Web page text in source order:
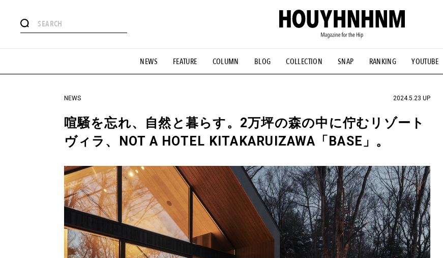
NEWS FEATURE COLUMN BLOG COLLECTION SNAP RANKING YOUTUBE
#憧れの逸品 #ESSENTIAL DESIGNS #古着サミット #NEW VINTAGE #マイナーグッド図鑑
#GH 銘品の所以 #フイナムのYouTube #Commune H #FOCUS IT #AH.H #ととけん #FASHION #MUSIC
#HANDSOME HANDBOOK
NEWS 2024.5.23 UP
喧騒を忘れ、自然と暮らす。2万坪の森の中に佇むリゾート
ヴィラ、NOT A HOTEL KITAKARUIZAWA「BASE」。